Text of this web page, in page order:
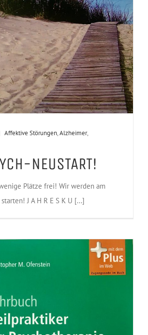
Affektive Störungen,Alzheimer,
NEUSTART!
Plätze frei! Wir werden am
J A H R E S K U [...]